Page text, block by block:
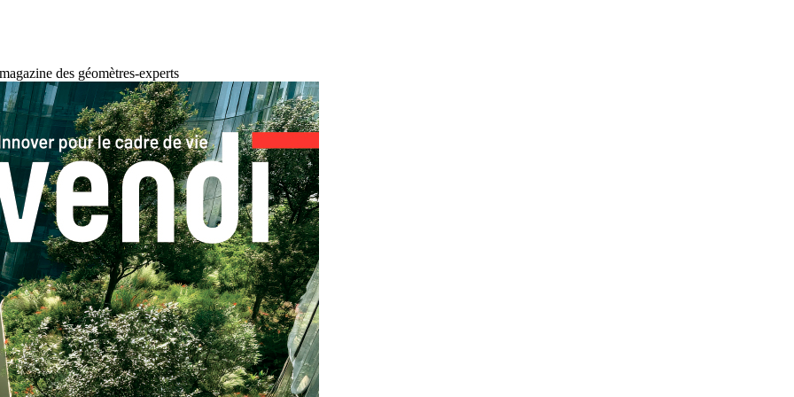
des géomètres-experts